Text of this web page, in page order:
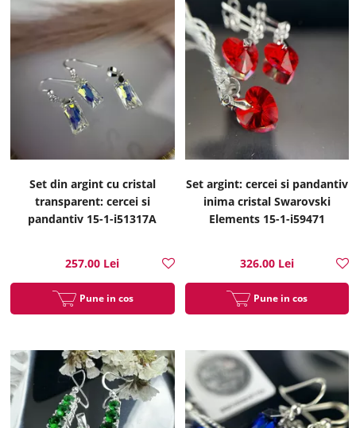
Set din argint cu cristal
transparent: cercei si
pandantiv 15-1-i51317A
257.00 Lei
Pune in cos
Set argint: cercei si pandantiv
inima cristal Swarovski
Elements 15-1-i59471
326.00 Lei
Pune in cos